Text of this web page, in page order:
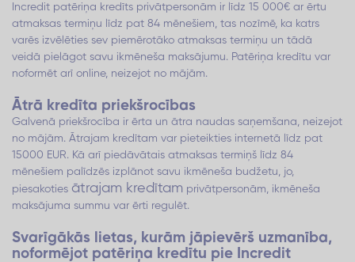
Incredit patēriņa kredīts privātpersonām ir līdz 15 000€ ar ērtu
atmaksas termiņu līdz pat 84 mēnešiem, tas nozīmē, ka katrs
varēs izvēlēties sev piemērotāko atmaksas termiņu un tādā
veidā pielāgot savu ikmēneša maksājumu. Patēriņa kredītu var
noformēt arī online, neizejot no mājām.
Ātrā kredīta priekšrocības
Galvenā priekšrocība ir ērta un ātra naudas saņemšana, neizejot
no mājām. Ātrajam kredītam var pieteikties internetā līdz pat
15000 EUR. Kā arī piedāvātais atmaksas termiņš līdz 84
mēnešiem palīdzēs izplānot savu ikmēneša budžetu, jo,
piesakoties ātrajam kredītam privātpersonām, ikmēneša
maksājuma summu var ērti regulēt.
Svarīgākās lietas, kurām jāpievērš uzmanība,
noformējot patēriņa kredītu pie Incredit